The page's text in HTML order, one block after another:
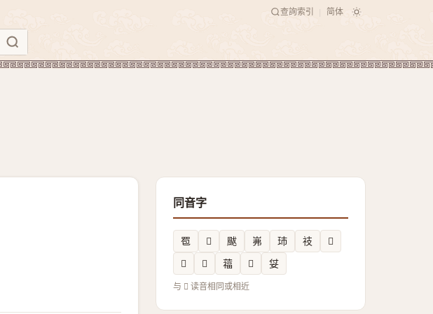
查詢索引 简体
同音字
䍖 𲰞 颰 岪 㺻 䃽
𠮂
𲵸
𩂛 䕐 𫃾 姇
与 𣀣 读音相同或相近